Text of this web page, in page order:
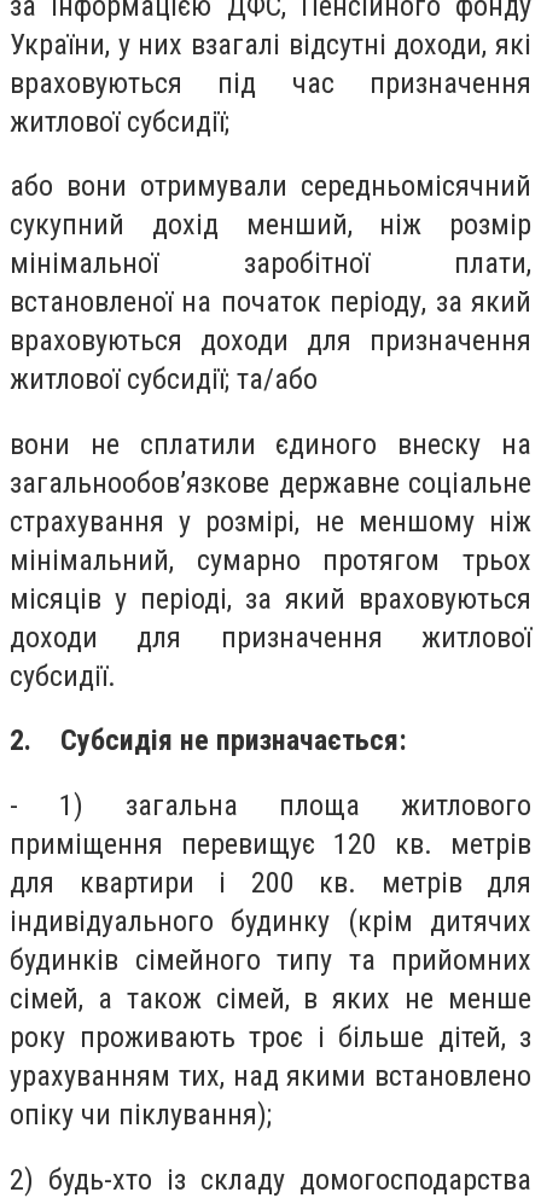
України, у них взагалі відсутні доходи, які
враховуються під час призначення
житлової субсидії;
або вони отримували середньомісячний
сукупний дохід менший, ніж розмір
мінімальної заробітної плати,
встановленої на початок періоду, за який
враховуються доходи для призначення
житлової субсидії; та/або
вони не сплатили єдиного внеску на
загальнообов’язкове державне соціальне
страхування у розмірі, не меншому ніж
мінімальний, сумарно протягом трьох
місяців у періоді, за який враховуються
доходи для призначення житлової
субсидії.
2. Субсидія не призначається:
- 1) загальна площа житлового
приміщення перевищує 120 кв. метрів
для квартири і 200 кв. метрів для
індивідуального будинку (крім дитячих
будинків сімейного типу та прийомних
сімей, а також сімей, в яких не менше
року проживають троє і більше дітей, з
урахуванням тих, над якими встановлено
опіку чи піклування);
2) будь-хто із складу домогосподарства